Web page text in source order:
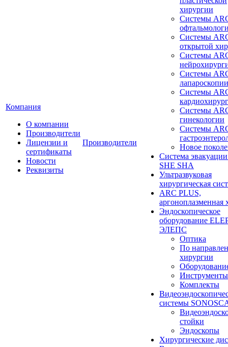
Компания
О компании
Производители
Лицензии и
сертификаты
Новости
Реквизиты
Производители
хирургии
Системы
Системы
открытой
Системы
Системы
лапароскопии
Системы
Системы
гинекологии
Системы
Новое
Система
SHE SHA
Ультразвуковая
хирургическая
ARC PLUS,
аргоноплазменная
Эндоскопическое
оборудование
ЭЛЕПС
Оптика
По
хирургии
Инструменты
Комплекты
системы
стойки
Эндоскопы
Хирургические